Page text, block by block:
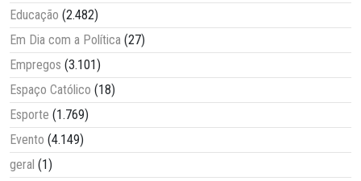
Educação (2.482)
Em Dia com a Política (27)
Empregos (3.101)
Espaço Católico (18)
Esporte (1.769)
Evento (4.149)
geral (1)